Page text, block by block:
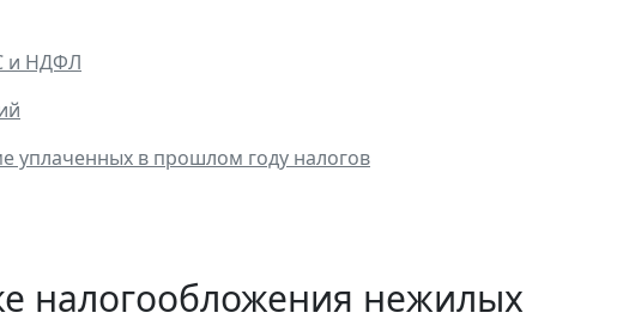
и НДФЛ
в прошлом году налогов
налогообложения нежилых